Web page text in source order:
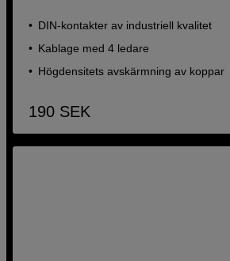
DIN-kontakter av industriell kvalitet
Kablage med 4 ledare
Högdensitets avskärmning av koppar
190 SEK